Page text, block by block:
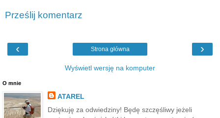
Prześlij komentarz
‹ ›
Strona główna
Wyświetl wersję na komputer
O mnie
ATAREL
Dziękuję za odwiedziny! Będę szczęśliwy jeżeli